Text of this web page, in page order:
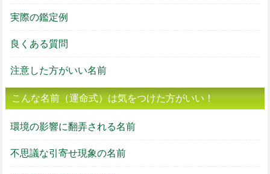
実際の鑑定例
良くある質問
注意した方がいい名前
こんな名前（運命式）は気をつけた方がいい！
環境の影響に翻弄される名前
不思議な引寄せ現象の名前